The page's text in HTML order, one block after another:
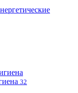
32